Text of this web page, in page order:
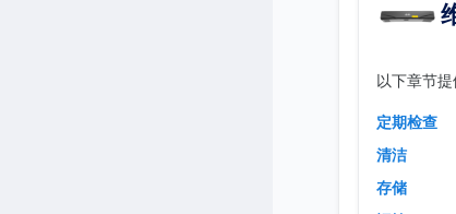
以下章节
定期检查
清洁
存储